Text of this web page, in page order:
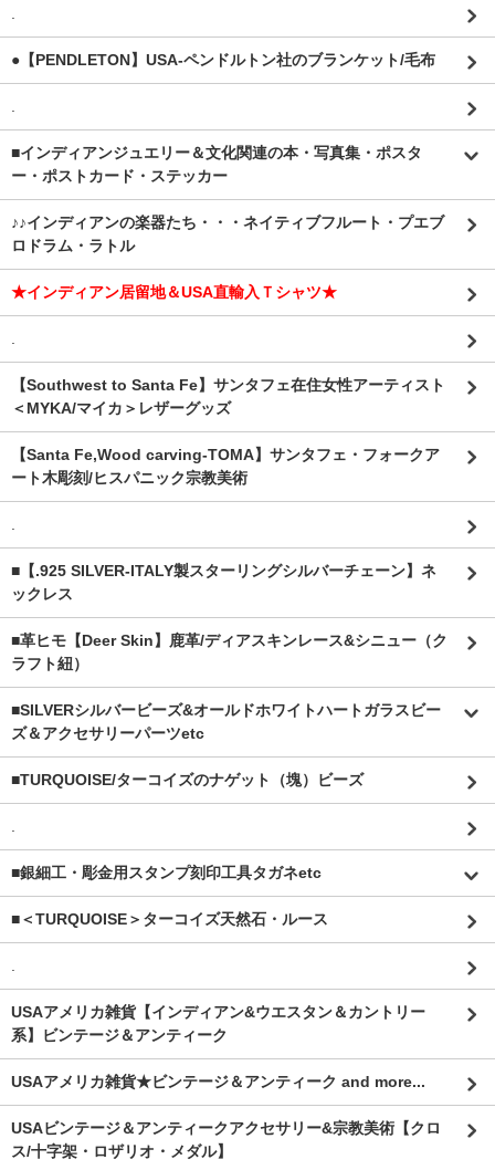
●【PENDLETON】USA-ペンドルトン社のブランケット/毛布
■インディアンジュエリー＆文化関連の本・写真集・ポスタ
ー・ポストカード・ステッカー
♪♪インディアンの楽器たち・・・ネイティブフルート・プエブ
ロドラム・ラトル
★インディアン居留地＆USA直輸入Ｔシャツ★
【Southwest to Santa Fe】サンタフェ在住女性アーティスト
＜MYKA/マイカ＞レザーグッズ
【Santa Fe,Wood carving-TOMA】サンタフェ・フォークア
ート木彫刻/ヒスパニック宗教美術
■【.925 SILVER-ITALY製スターリングシルバーチェーン】ネ
ックレス
■革ヒモ【Deer Skin】鹿革/ディアスキンレース&シニュー（ク
ラフト紐）
■SILVERシルバービーズ&オールドホワイトハートガラスビー
ズ＆アクセサリーパーツetc
■TURQUOISE/ターコイズのナゲット（塊）ビーズ
■銀細工・彫金用スタンプ刻印工具タガネetc
■＜TURQUOISE＞ターコイズ天然石・ルース
USAアメリカ雑貨【インディアン&ウエスタン＆カントリー
系】ビンテージ＆アンティーク
USAアメリカ雑貨★ビンテージ＆アンティーク and more...
USAビンテージ＆アンティークアクセサリー&宗教美術【クロ
ス/十字架・ロザリオ・メダル】